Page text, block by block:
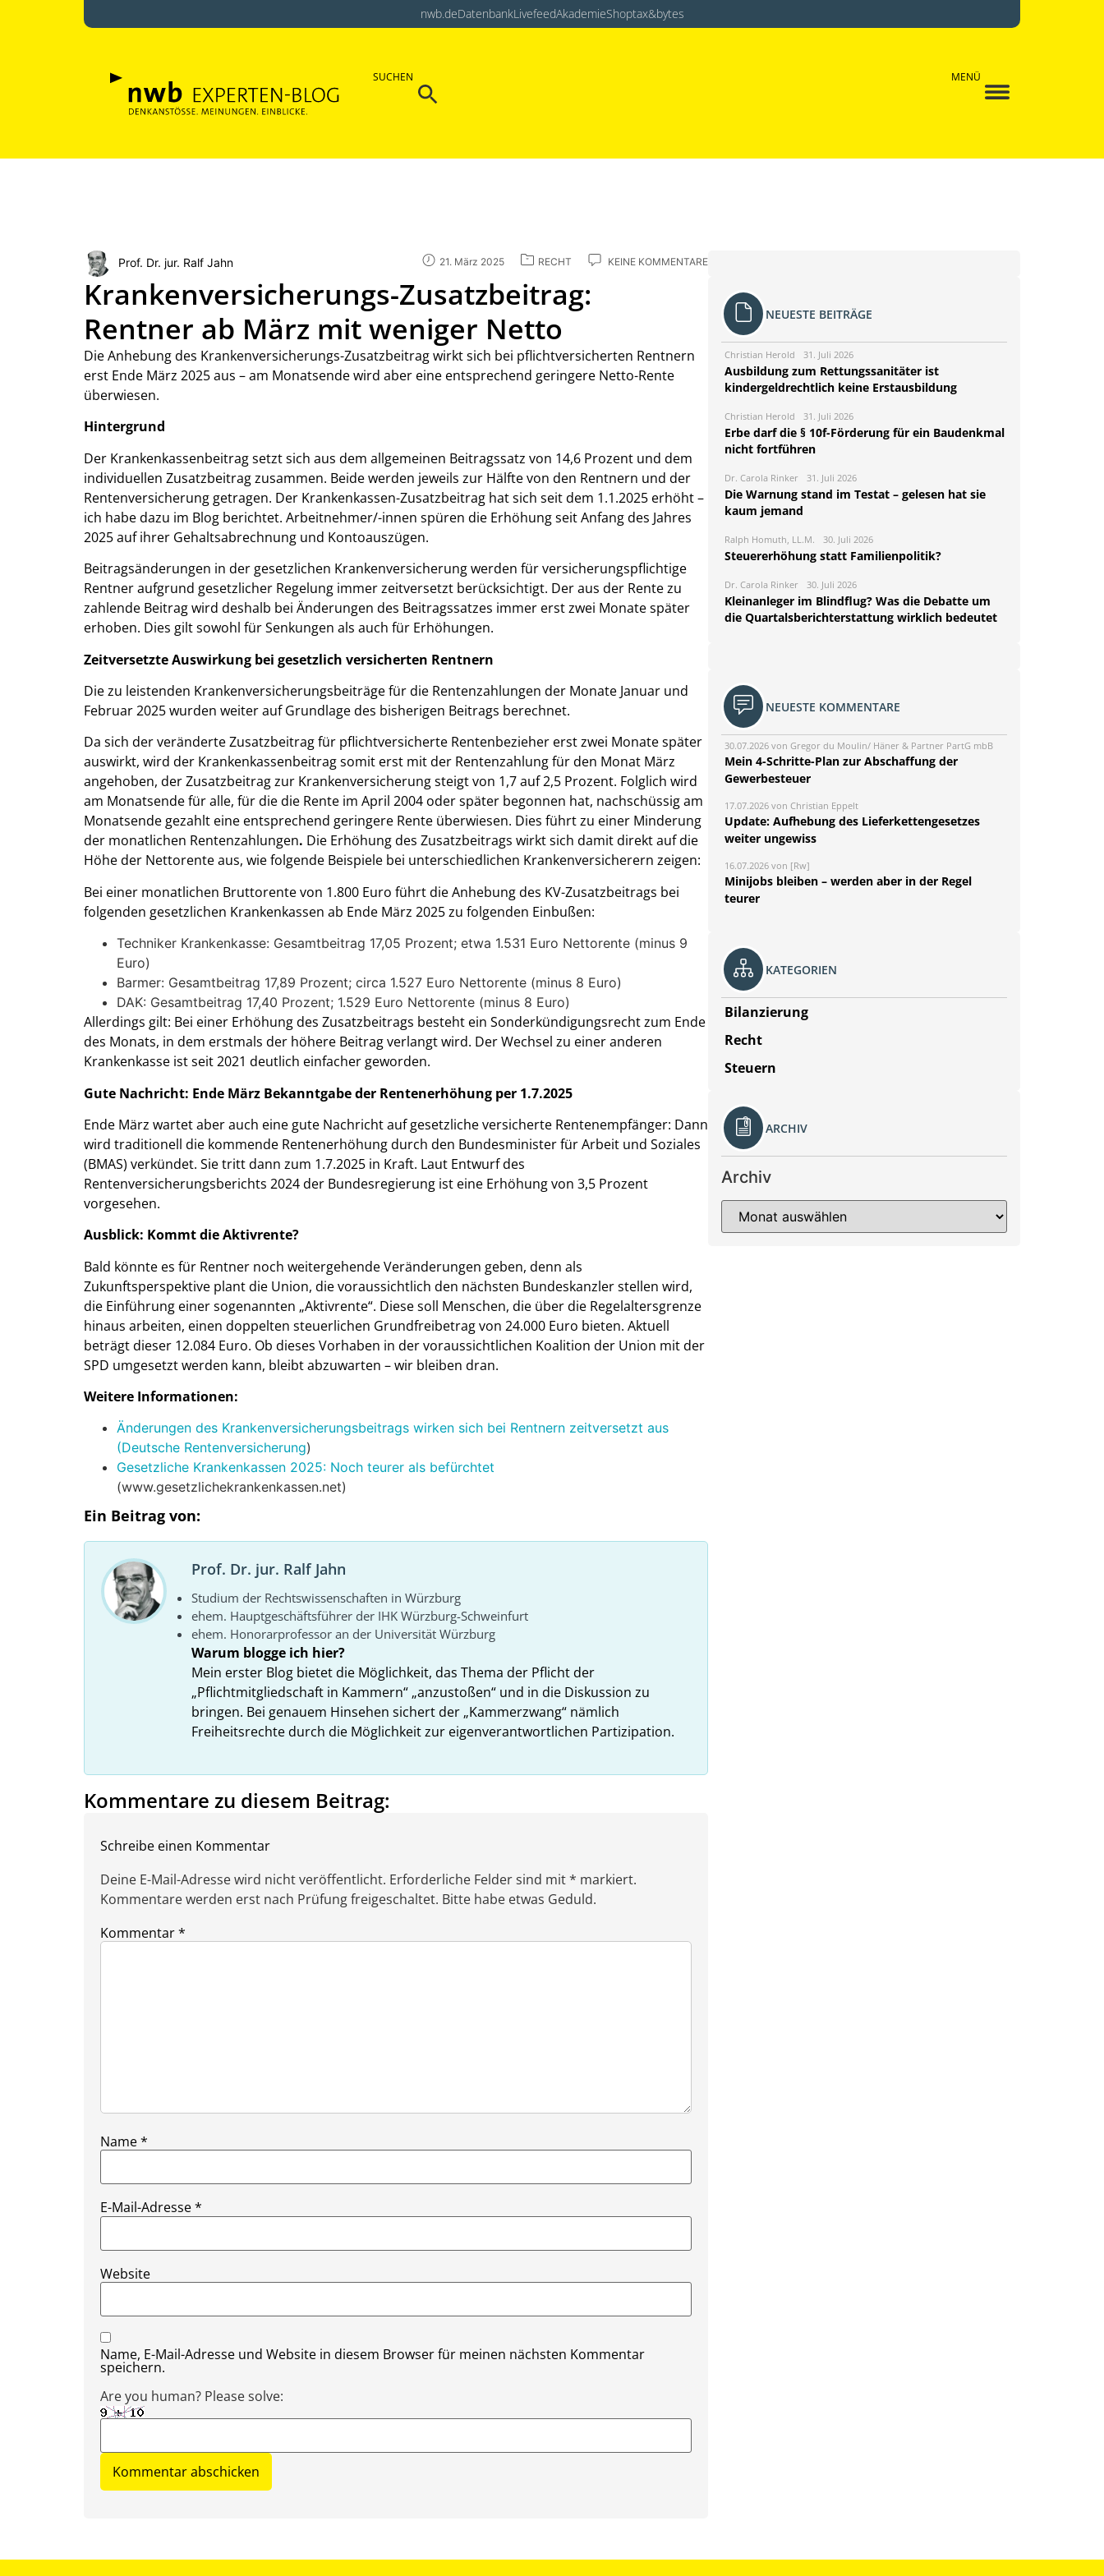
nwb.deDatenbankLivefeedAkademieShoptax&bytes
SUCHEN
Search
MENÜ
Prof. Dr. jur. Ralf Jahn 21. März 2025 RECHT KEINE KOMMENTARE
Krankenversicherungs-Zusatzbeitrag:
Rentner ab März mit weniger Netto
Die Anhebung des Krankenversicherungs-Zusatzbeitrag wirkt sich bei pflichtversicherten Rentnern
erst Ende März 2025 aus – am Monatsende wird aber eine entsprechend geringere Netto-Rente
überwiesen.
Hintergrund
Der Krankenkassenbeitrag setzt sich aus dem allgemeinen Beitragssatz von 14,6 Prozent und dem
individuellen Zusatzbeitrag zusammen. Beide werden jeweils zur Hälfte von den Rentnern und der
Rentenversicherung getragen. Der Krankenkassen-Zusatzbeitrag hat sich seit dem 1.1.2025 erhöht –
ich habe dazu im Blog berichtet. Arbeitnehmer/-innen spüren die Erhöhung seit Anfang des Jahres
2025 auf ihrer Gehaltsabrechnung und Kontoauszügen.
Beitragsänderungen in der gesetzlichen Krankenversicherung werden für versicherungspflichtige
Rentner aufgrund gesetzlicher Regelung immer zeitversetzt berücksichtigt. Der aus der Rente zu
zahlende Beitrag wird deshalb bei Änderungen des Beitragssatzes immer erst zwei Monate später
erhoben. Dies gilt sowohl für Senkungen als auch für Erhöhungen.
Zeitversetzte Auswirkung bei gesetzlich versicherten Rentnern
Die zu leistenden Krankenversicherungsbeiträge für die Rentenzahlungen der Monate Januar und
Februar 2025 wurden weiter auf Grundlage des bisherigen Beitrags berechnet.
Da sich der veränderte Zusatzbeitrag für pflichtversicherte Rentenbezieher erst zwei Monate später
auswirkt, wird der Krankenkassenbeitrag somit erst mit der Rentenzahlung für den Monat März
angehoben, der Zusatzbeitrag zur Krankenversicherung steigt von 1,7 auf 2,5 Prozent. Folglich wird
am Monatsende für alle, für die die Rente im April 2004 oder später begonnen hat, nachschüssig am
Monatsende gezahlt eine entsprechend geringere Rente überwiesen. Dies führt zu einer Minderung
der monatlichen Rentenzahlungen. Die Erhöhung des Zusatzbeitrags wirkt sich damit direkt auf die
Höhe der Nettorente aus, wie folgende Beispiele bei unterschiedlichen Krankenversicherern zeigen:
Bei einer monatlichen Bruttorente von 1.800 Euro führt die Anhebung des KV-Zusatzbeitrags bei
folgenden gesetzlichen Krankenkassen ab Ende März 2025 zu folgenden Einbußen:
Techniker Krankenkasse: Gesamtbeitrag 17,05 Prozent; etwa 1.531 Euro Nettorente (minus 9
Euro)
Barmer: Gesamtbeitrag 17,89 Prozent; circa 1.527 Euro Nettorente (minus 8 Euro)
DAK: Gesamtbeitrag 17,40 Prozent; 1.529 Euro Nettorente (minus 8 Euro)
Allerdings gilt: Bei einer Erhöhung des Zusatzbeitrags besteht ein Sonderkündigungsrecht zum Ende
des Monats, in dem erstmals der höhere Beitrag verlangt wird. Der Wechsel zu einer anderen
Krankenkasse ist seit 2021 deutlich einfacher geworden.
Gute Nachricht: Ende März Bekanntgabe der Rentenerhöhung per 1.7.2025
Ende März wartet aber auch eine gute Nachricht auf gesetzliche versicherte Rentenempfänger: Dann
wird traditionell die kommende Rentenerhöhung durch den Bundesminister für Arbeit und Soziales
(BMAS) verkündet. Sie tritt dann zum 1.7.2025 in Kraft. Laut Entwurf des
Rentenversicherungsberichts 2024 der Bundesregierung ist eine Erhöhung von 3,5 Prozent
vorgesehen.
Ausblick: Kommt die Aktivrente?
Bald könnte es für Rentner noch weitergehende Veränderungen geben, denn als
Zukunftsperspektive plant die Union, die voraussichtlich den nächsten Bundeskanzler stellen wird,
die Einführung einer sogenannten „Aktivrente“. Diese soll Menschen, die über die Regelaltersgrenze
hinaus arbeiten, einen doppelten steuerlichen Grundfreibetrag von 24.000 Euro bieten. Aktuell
beträgt dieser 12.084 Euro. Ob dieses Vorhaben in der voraussichtlichen Koalition der Union mit der
SPD umgesetzt werden kann, bleibt abzuwarten – wir bleiben dran.
Weitere Informationen:
Änderungen des Krankenversicherungsbeitrags wirken sich bei Rentnern zeitversetzt aus
(Deutsche Rentenversicherung)
Gesetzliche Krankenkassen 2025: Noch teurer als befürchtet
(www.gesetzlichekrankenkassen.net)
Ein Beitrag von:
Prof. Dr. jur. Ralf Jahn
Studium der Rechtswissenschaften in Würzburg
ehem. Hauptgeschäftsführer der IHK Würzburg-Schweinfurt
ehem. Honorarprofessor an der Universität Würzburg
Warum blogge ich hier?
Mein erster Blog bietet die Möglichkeit, das Thema der Pflicht der
„Pflichtmitgliedschaft in Kammern“ „anzustoßen“ und in die Diskussion zu
bringen. Bei genauem Hinsehen sichert der „Kammerzwang“ nämlich
Freiheitsrechte durch die Möglichkeit zur eigenverantwortlichen Partizipation.
Kommentare zu diesem Beitrag:
Schreibe einen Kommentar
Deine E-Mail-Adresse wird nicht veröffentlicht. Erforderliche Felder sind mit * markiert.
Kommentare werden erst nach Prüfung freigeschaltet. Bitte habe etwas Geduld.
Kommentar*
Name*
E-Mail-Adresse*
Website
Name, E-Mail-Adresse und Website in diesem Browser für meinen nächsten Kommentar
speichern.
Are you human? Please solve:
NEUESTE BEITRÄGE
Christian Herold 31. Juli 2026
Ausbildung zum Rettungssanitäter ist
kindergeldrechtlich keine Erstausbildung
Christian Herold 31. Juli 2026
Erbe darf die § 10f-Förderung für ein Baudenkmal
nicht fortführen
Dr. Carola Rinker 31. Juli 2026
Die Warnung stand im Testat – gelesen hat sie
kaum jemand
Ralph Homuth, LL.M. 30. Juli 2026
Steuererhöhung statt Familienpolitik?
Dr. Carola Rinker 30. Juli 2026
Kleinanleger im Blindflug? Was die Debatte um
die Quartalsberichterstattung wirklich bedeutet
NEUESTE KOMMENTARE
30.07.2026 von Gregor du Moulin/ Häner & Partner PartG mbB
Mein 4-Schritte-Plan zur Abschaffung der
Gewerbesteuer
17.07.2026 von Christian Eppelt
Update: Aufhebung des Lieferkettengesetzes
weiter ungewiss
16.07.2026 von [Rw]
Minijobs bleiben – werden aber in der Regel
teurer
KATEGORIEN
Bilanzierung
Recht
Steuern
ARCHIV
Archiv